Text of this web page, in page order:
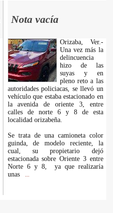
Nota vacía
Orizaba, Ver.-
Una vez más la
delincuencia
hizo de las
suyas y en
pleno reto a las
autoridades policiacas, se llevó un
vehículo que estaba estacionado en
la avenida de oriente 3, entre
calles de norte 6 y 8 de esta
localidad orizabeña.
Se trata de una camioneta color
guinda, de modelo reciente, la
cual, su propietario dejó
estacionada sobre Oriente 3 entre
Norte 6 y 8, ya que realizaría
unas